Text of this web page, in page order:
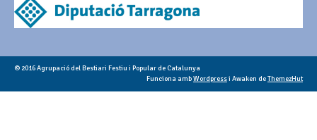
© 2016 Agrupació del Bestiari Festiu i Popular de Catalunya
Funciona ambWordpressi Awaken deThemezHut